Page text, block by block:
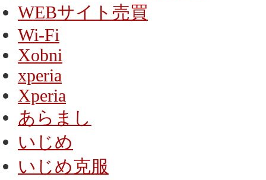
WEBサイト売買
Wi-Fi
Xobni
xperia
Xperia
あらまし
いじめ
いじめ克服